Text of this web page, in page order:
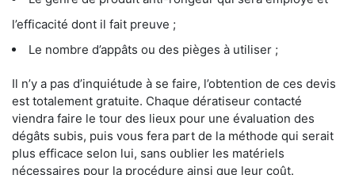
l’efficacité dont il fait preuve ;
Le nombre d’appâts ou des pièges à utiliser ;
Il n’y a pas d’inquiétude à se faire, l’obtention de ces devis
est totalement gratuite. Chaque dératiseur contacté
viendra faire le tour des lieux pour une évaluation des
dégâts subis, puis vous fera part de la méthode qui serait
plus efficace selon lui, sans oublier les matériels
nécessaires pour la procédure ainsi que leur coût.